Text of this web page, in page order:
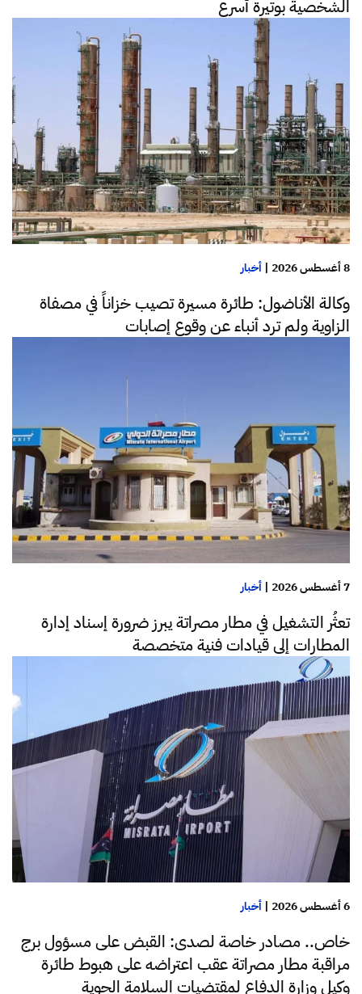
الشخصية بوتيرة أسرع
8 أغسطس 2026 | أخبار
وكالة الأناضول: طائرة مسيرة تصيب خزاناً في مصفاة
الزاوية ولم ترد أنباء عن وقوع إصابات
7 أغسطس 2026 | أخبار
تعثُر التشغيل في مطار مصراتة يبرز ضرورة إسناد إدارة
المطارات إلى قيادات فنية متخصصة
6 أغسطس 2026 | أخبار
خاص.. مصادر خاصة لصدى: القبض على مسؤول برج
مراقبة مطار مصراتة عقب اعتراضه على هبوط طائرة
وكيل وزارة الدفاع لمقتضيات السلامة الجوية